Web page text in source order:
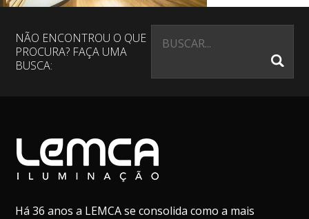
NÃO ENCONTROU O QUE
PROCURA? FAÇA UMA
BUSCA:
Há 36 anos a LEMCA se consolida como a mais